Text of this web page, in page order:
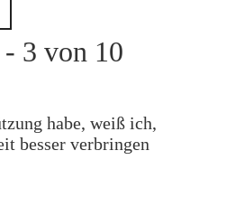
3 von 10
habe, weiß ich,
besser verbringen